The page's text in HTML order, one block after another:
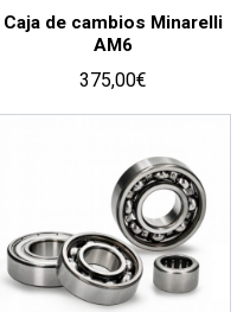
Caja de cambios Minarelli
AM6
375,00€